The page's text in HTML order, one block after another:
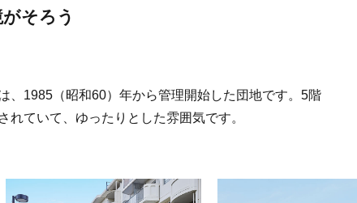
そろう
、1985（昭和60）年から管理開始した団地です。5階
ていて、ゆったりとした雰囲気です。